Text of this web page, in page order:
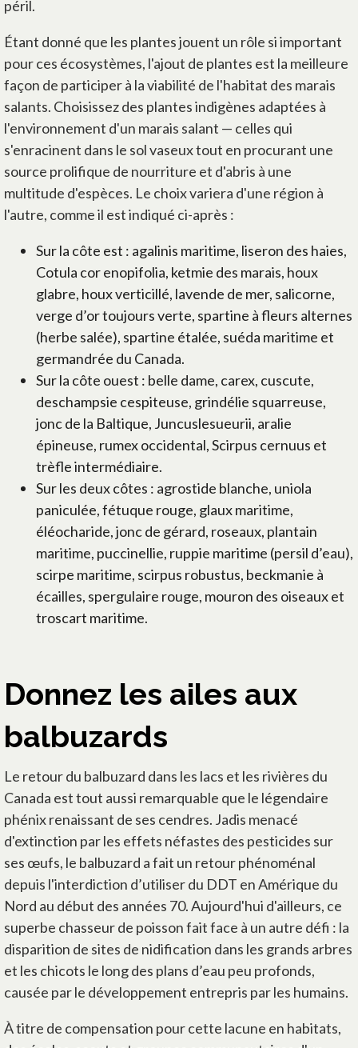
péril.
Étant donné que les plantes jouent un rôle si important
pour ces écosystèmes, l'ajout de plantes est la meilleure
façon de participer à la viabilité de l'habitat des marais
salants. Choisissez des plantes indigènes adaptées à
l'environnement d'un marais salant — celles qui
s'enracinent dans le sol vaseux tout en procurant une
source prolifique de nourriture et d'abris à une
multitude d'espèces. Le choix variera d'une région à
l'autre, comme il est indiqué ci-après :
Sur la côte est : agalinis maritime, liseron des haies,
Cotula cor enopifolia, ketmie des marais, houx
glabre, houx verticillé, lavende de mer, salicorne,
verge d’or toujours verte, spartine à fleurs alternes
(herbe salée), spartine étalée, suéda maritime et
germandrée du Canada.
Sur la côte ouest : belle dame, carex, cuscute,
deschampsie cespiteuse, grindélie squarreuse,
jonc de la Baltique, Juncuslesueurii, aralie
épineuse, rumex occidental, Scirpus cernuus et
trèfle intermédiaire.
Sur les deux côtes : agrostide blanche, uniola
paniculée, fétuque rouge, glaux maritime,
éléocharide, jonc de gérard, roseaux, plantain
maritime, puccinellie, ruppie maritime (persil d’eau),
scirpe maritime, scirpus robustus, beckmanie à
écailles, spergulaire rouge, mouron des oiseaux et
troscart maritime.
Donnez les ailes aux
balbuzards
Le retour du balbuzard dans les lacs et les rivières du
Canada est tout aussi remarquable que le légendaire
phénix renaissant de ses cendres. Jadis menacé
d'extinction par les effets néfastes des pesticides sur
ses œufs, le balbuzard a fait un retour phénoménal
depuis l'interdiction d’utiliser du DDT en Amérique du
Nord au début des années 70. Aujourd'hui d'ailleurs, ce
superbe chasseur de poisson fait face à un autre défi : la
disparition de sites de nidification dans les grands arbres
et les chicots le long des plans d’eau peu profonds,
causée par le développement entrepris par les humains.
À titre de compensation pour cette lacune en habitats,